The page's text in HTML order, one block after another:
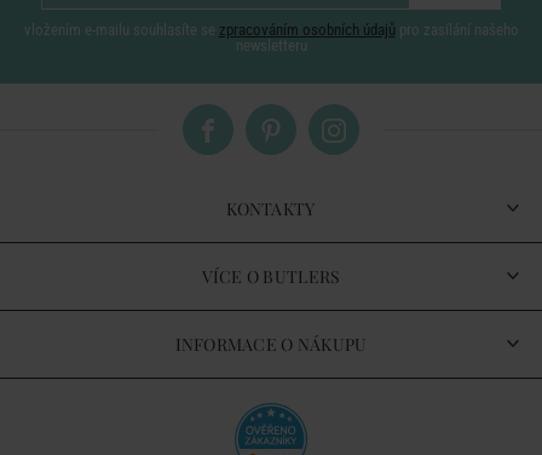
vložením e-mailu souhlasíte se zpracováním osobních údajů pro zasílání našeho
newsletteru
KONTAKTY
VÍCE O BUTLERS
INFORMACE O NÁKUPU